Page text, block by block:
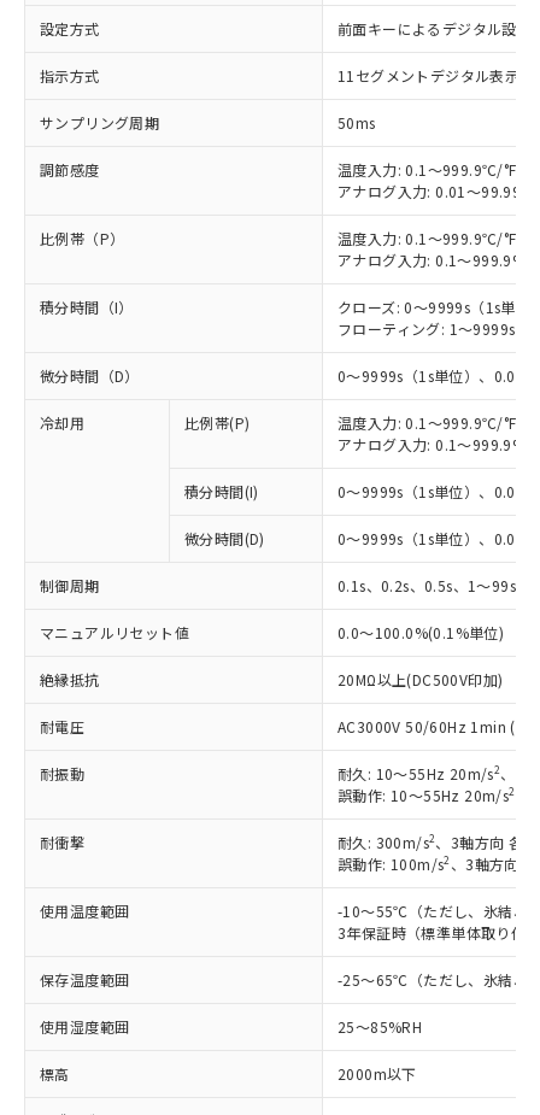
設定方式 前面キーによるデジタル設定
指示方式 11セグメントデジタル表示
サンプリング周期 50ms
調節感度
温度入力: 0.1～999.9℃/°F（
アナログ入力: 0.01～
比例帯（P）
温度入力: 0.1～999.9℃/°F（
アナログ入力: 0.1～
積分時間（I）
クローズ: 0～9999s（1s単
フローティング: 1～9999s（
微分時間（D） 0～9999s（1s単位）、0.0～
冷却用 比例帯(P)
温度入力: 0.1～999.9℃/°F（
アナログ入力: 0.1～
積分時間(I) 0～9999s（1s単位）、0.0～
微分時間(D) 0～9999s（1s単位）、0.0～
制御周期 0.1s、0.2s、0.5s、1～99s
マニュアルリセット値 0.0～100.0%(0.1%単位)
絶縁抵抗 20MΩ以上(DC500V印加)
耐電圧 AC3000V 50/60Hz 1min (異
耐振動 耐久: 10～55Hz 20m/s2、3
誤動作: 10～55Hz 20m/s2
耐衝撃 耐久: 300m/s2、3軸方向 各3
誤動作: 100m/s2 、3軸方向
使用温度範囲
-10～55℃（ただし、氷結、
3年保証時（標準単体取り付
保存温度範囲 -25～65℃（ただし、氷結、
使用湿度範囲 25～85%RH
標高 2000m以下
非含有に対応した製品が提供可能な商品で
対応予定：EU RoHS指令（10物質）の非含
有に対応した製品に切り替える予定のある